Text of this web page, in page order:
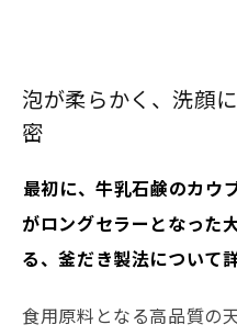
泡が柔らかく、洗顔
密
――最初に、牛乳石鹸のカ
がロングセラーとなった
る、釜だき製法について
食用原料となる高品質の